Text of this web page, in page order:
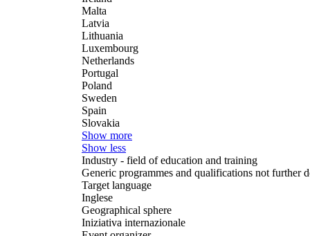
Malta
Latvia
Lithuania
Luxembourg
Netherlands
Portugal
Poland
Sweden
Spain
Slovakia
Show more
Show less
Industry - field of education and training
Generic programmes and qualifications not further
Target language
Inglese
Geographical sphere
Iniziativa internazionale